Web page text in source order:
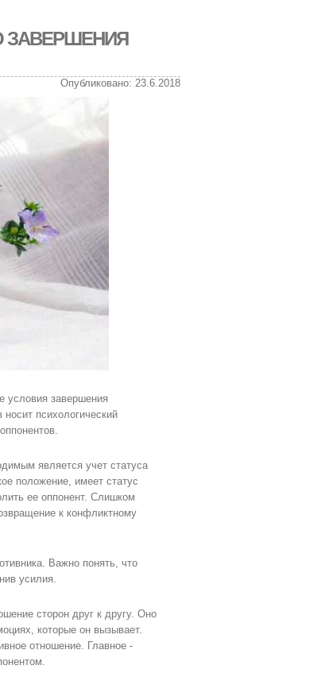
ЗАВЕРШЕНИЯ
Опубликовано: 23.6.2018
условия завершения
психологический
является учет статуса
положение, имеет статус
ее оппонент. Слишком
к конфликтному
Важно понять, что
усилия.
сторон друг к другу. Оно
которые он вызывает.
отношение. Главное -